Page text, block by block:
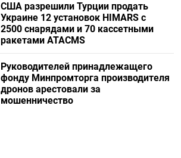
США разрешили Турции продать
Украине 12 установок HIMARS с
2500 снарядами и 70 кассетными
ракетами ATACMS
Руководителей принадлежащего
фонду Минпромторга производителя
дронов арестовали за
мошенничество